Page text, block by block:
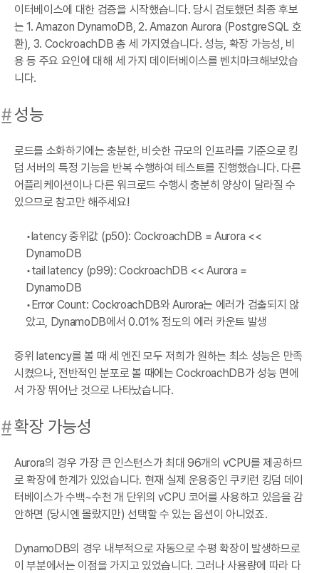
이터베이스에 대한 검증을 시작했습니다. 당시 검토했던 최종 후보
는 1. Amazon DynamoDB, 2. Amazon Aurora (PostgreSQL 호
환), 3. CockroachDB 총 세 가지였습니다. 성능, 확장 가능성, 비
용 등 주요 요인에 대해 세 가지 데이터베이스를 벤치마크해보았습
니다.
#성능
로드를 소화하기에는 충분한, 비슷한 규모의 인프라를 기준으로 킹
덤 서버의 특정 기능을 반복 수행하여 테스트를 진행했습니다. 다른
어플리케이션이나 다른 워크로드 수행시 충분히 양상이 달라질 수
있으므로 참고만 해주세요!
latency 중위값 (p50): CockroachDB = Aurora <<
DynamoDB
tail latency (p99): CockroachDB << Aurora =
DynamoDB
Error Count: CockroachDB와 Aurora는 에러가 검출되지 않
았고, DynamoDB에서 0.01% 정도의 에러 카운트 발생
중위 latency를 볼 때 세 엔진 모두 저희가 원하는 최소 성능은 만족
시켰으나, 전반적인 분포로 볼 때에는 CockroachDB가 성능 면에
서 가장 뛰어난 것으로 나타났습니다.
#확장 가능성
Aurora의 경우 가장 큰 인스턴스가 최대 96개의 vCPU를 제공하므
로 확장에 한계가 있었습니다. 현재 실제 운용중인 쿠키런 킹덤 데이
터베이스가 수백~수천 개 단위의 vCPU 코어를 사용하고 있음을 감
안하면 (당시엔 몰랐지만) 선택할 수 있는 옵션이 아니었죠.
DynamoDB의 경우 내부적으로 자동으로 수평 확장이 발생하므로
이 부분에서는 이점을 가지고 있었습니다. 그러나 사용량에 따라 다